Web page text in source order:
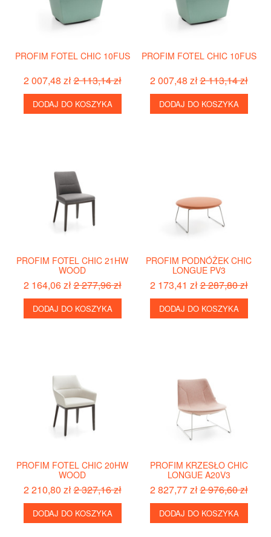
PROFIM FOTEL CHIC 10FUS
2 007,48 zł2 113,14 zł
DODAJ DO KOSZYKA
PROFIM FOTEL CHIC 10FUS
2 007,48 zł2 113,14 zł
DODAJ DO KOSZYKA
PROFIM FOTEL CHIC 21HW
WOOD
2 164,06 zł2 277,96 zł
DODAJ DO KOSZYKA
PROFIM PODNÓŻEK CHIC
LONGUE PV3
2 173,41 zł2 287,80 zł
DODAJ DO KOSZYKA
PROFIM FOTEL CHIC 20HW
WOOD
2 210,80 zł2 327,16 zł
DODAJ DO KOSZYKA
PROFIM KRZESŁO CHIC
LONGUE A20V3
2 827,77 zł2 976,60 zł
DODAJ DO KOSZYKA